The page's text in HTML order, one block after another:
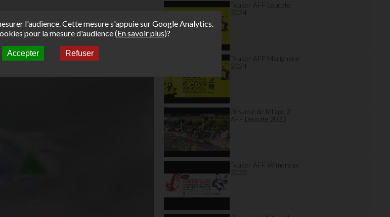
Teaser AFF Leucate
2024
Teaser AFF Marignane
2024
Résumé de l'étape 2
AFF Leucate 2023
Teaser AFF Wimereux
2023
l'audience. Cette mesure s'appuie sur Google Analytics.
pour la mesure d'audience (En savoir plus)?
Accepter Refuser